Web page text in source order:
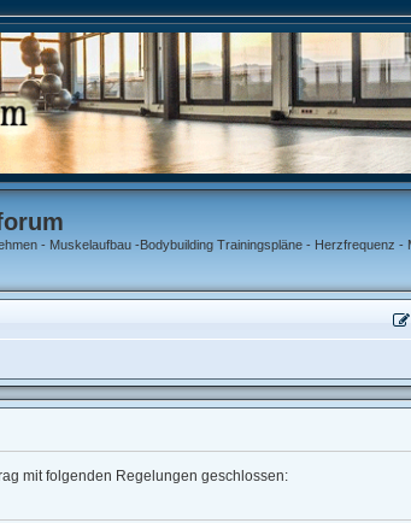
- Muskelaufbau -Bodybuilding Trainingspläne - Herzfrequenz -
mit folgenden Regelungen geschlossen: